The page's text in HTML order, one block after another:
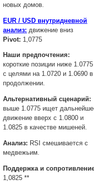
новых домов.
EUR / USD внутридневной
анализ: движение вниз
Pivot: 1,0775
Наши предпочтения:
короткие позиции ниже 1.0775
с целями на 1.0720 и 1.0690 в
продолжении.
Альтернативный сценарий:
выше 1.0775 ищет
движение вверх с 1.0800 и
1.0825 в качестве мишеней.
Анализ: RSI смешивается с
медвежьим.
Поддержка и
1,0825 **